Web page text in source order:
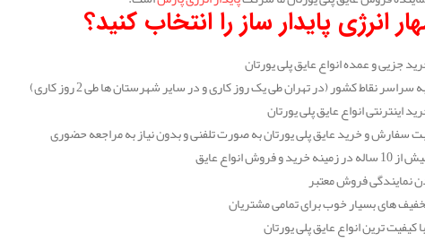
انرژی پایدار ساز را انتخاب کنید؟